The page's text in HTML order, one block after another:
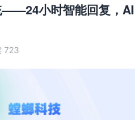
——24小时智能回复，
723